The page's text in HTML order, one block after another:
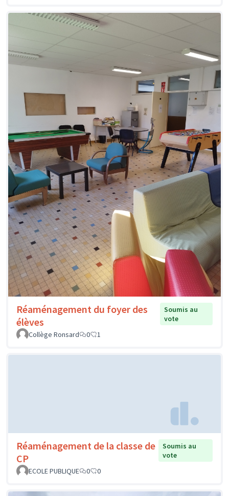
Réaménagement du foyer des
élèves
Soumis au
vote
Collège Ronsard
0 1
Réaménagement de la classe de
CP
Soumis au
vote
ECOLE PUBLIQUE
0 0